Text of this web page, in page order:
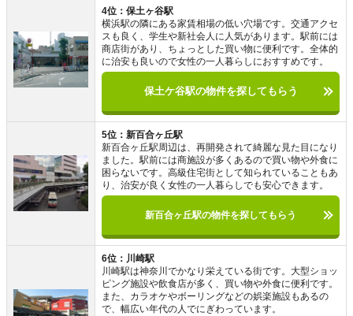
4位：保土ヶ谷駅
横浜駅の隣にある家賃相場の低い穴場です。交通アクセ
スも良く、学生や新社会人に人気があります。駅前には
商店街があり、ちょっとした買い物に便利です。全体的
に治安も良いので女性の一人暮らしにおすすめです。
保土ケ谷駅の物件を探してもらう
5位：新百合ヶ丘駅
新百合ヶ丘駅周辺は、再開発されて綺麗な見た目になり
ました。駅前には商施設が多くあるので買い物や外食に
困らないです。高級住宅街として知られていることもあ
り、治安が良く女性の一人暮らしでも安心できます。
新百合ヶ丘駅の物件を探してもらう
6位：川崎駅
川崎駅は神奈川でかなり栄えている街です。大型ショッ
ピング施設や飲食店が多く、買い物や外食に便利です。
また、カラオケやボーリングなどの娯楽施設もあるの
で、幅広い年代の人でにぎわっています。